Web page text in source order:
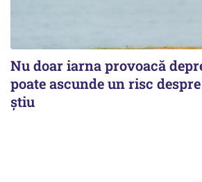
Nu doar iarna provoacă
poate ascunde un risc
știu